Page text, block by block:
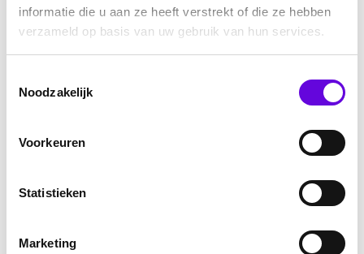
informatie die u aan ze heeft verstrekt of die ze hebben
verzameld op basis van uw gebruik van hun services.
Noodzakelijk
Voorkeuren
Statistieken
Marketing